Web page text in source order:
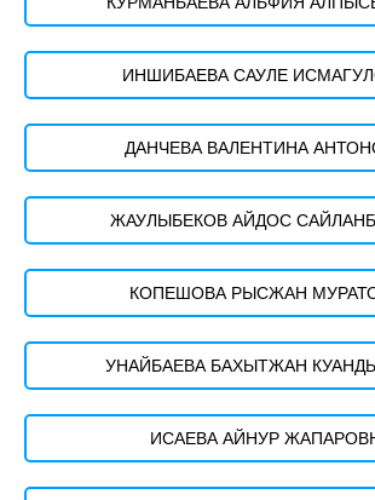
ИНШИБАЕВА САУЛЕ
ДАНЧЕВА ВАЛЕНТИНА
ЖАУЛЫБЕКОВ АЙДОС
КОПЕШОВА РЫСЖАН
УНАЙБАЕВА БАХЫТЖАН
ИСАЕВА АЙНУР